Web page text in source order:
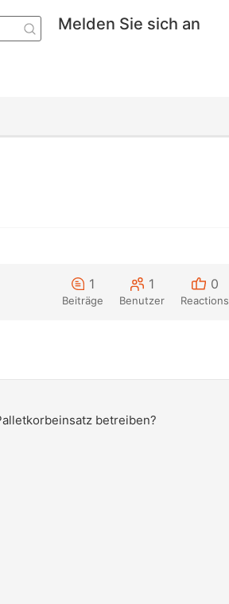
Melden Sie sich an
1
Beiträge
1
Benutzer
0
Reactions
betreiben?